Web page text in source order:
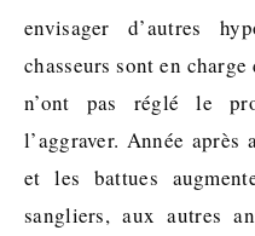
envisager d’autres
chasseurs sont en
n’ont pas réglé le
l’aggraver. Année après
et les battues
sangliers, aux autres